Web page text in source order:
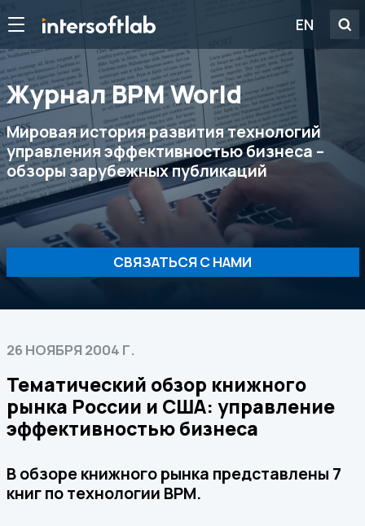
EN
Журнал ВРМ World
Мировая история развития технологий
управления эффективностью бизнеса –
обзоры зарубежных публикаций
СВЯЗАТЬСЯ С НАМИ
26 НОЯБРЯ 2004 Г.
Тематический обзор книжного
рынка России и США: управление
эффективностью бизнеса
В обзоре книжного рынка представлены 7
книг по технологии BPM.